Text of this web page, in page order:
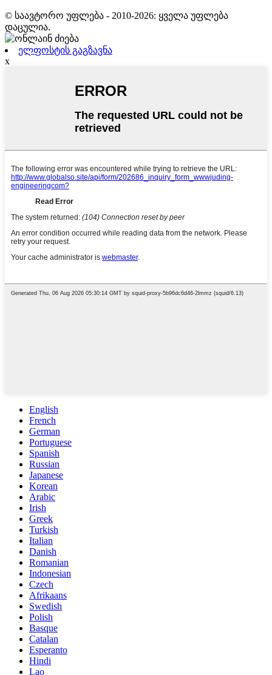
© საავტორო უფლება - 2010-2026: ყველა უფლება
დაცულია.
ელფოსტის გაგზავნა
x
English
French
German
Portuguese
Spanish
Russian
Japanese
Korean
Arabic
Irish
Greek
Turkish
Italian
Danish
Romanian
Indonesian
Czech
Afrikaans
Swedish
Polish
Basque
Catalan
Esperanto
Hindi
Lao